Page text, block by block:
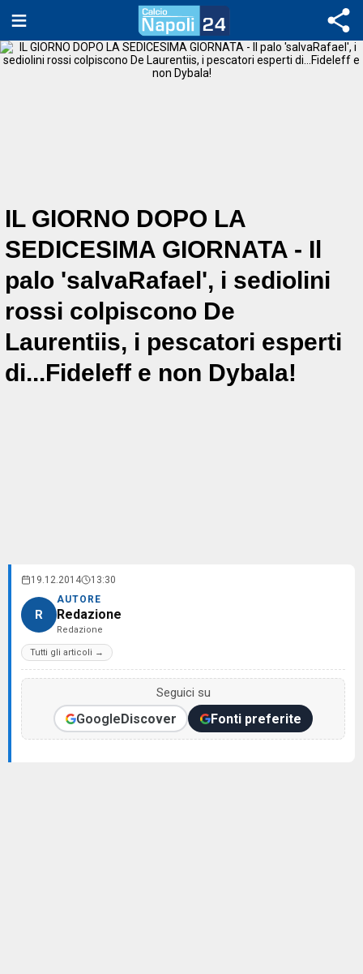
IL GIORNO DOPO LA
SEDICESIMA GIORNATA - Il
palo 'salvaRafael', i sediolini
rossi colpiscono De
Laurentiis, i pescatori esperti
di...Fideleff e non Dybala!
19.12.2014 13:30
R
AUTORE
Redazione
Redazione
Tutti gli articoli →
Seguici su
GoogleDiscover Fonti preferite